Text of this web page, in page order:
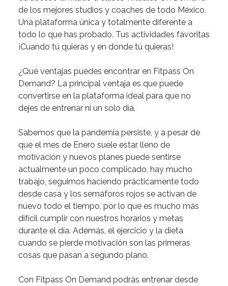
de los mejores studios y coaches de todo México.
Una plataforma única y totalmente diferente a
todo lo que has probado. Tus actividades favoritas
¡Cuando tú quieras y en donde tú quieras!
¿Qué ventajas puedes encontrar en Fitpass On
Demand? La principal ventaja es que puede
convertirse en la plataforma ideal para que no
dejes de entrenar ni un solo día.
Sabemos que la pandemia persiste, y a pesar de
que el mes de Enero suele estar lleno de
motivación y nuevos planes puede sentirse
actualmente un poco complicado, hay mucho
trabajo, seguimos haciendo prácticamente todo
desde casa y los semáforos rojos se activan de
nuevo todo el tiempo, por lo que es mucho más
difícil cumplir con nuestros horarios y metas
durante el día. Además, el ejercicio y la dieta
cuando se pierde motivación son las primeras
cosas que pasan a segundo plano.
Con Fitpass On Demand podrás entrenar desde